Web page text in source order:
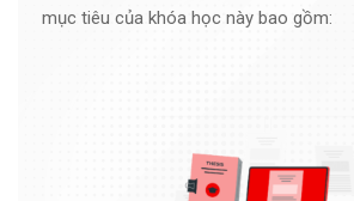
mục tiêu của khóa học này bao gồm: